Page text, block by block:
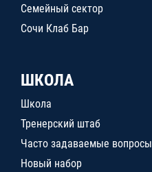
Семейный сектор
Сочи Клаб Бар
ШКОЛА
Школа
Тренерский штаб
Часто задаваемые вопросы
Новый набор